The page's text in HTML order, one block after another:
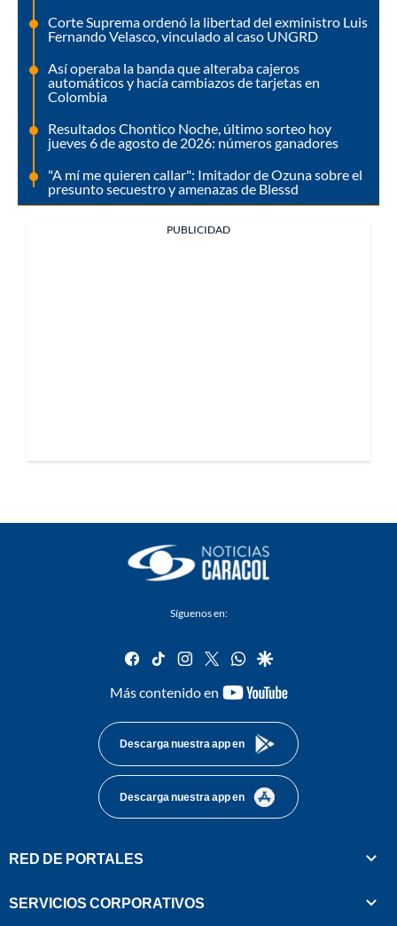
Corte Suprema ordenó la libertad del exministro Luis
Fernando Velasco, vinculado al caso UNGRD
Así operaba la banda que alteraba cajeros
automáticos y hacía cambiazos de tarjetas en
Colombia
Resultados Chontico Noche, último sorteo hoy
jueves 6 de agosto de 2026: números ganadores
"A mí me quieren callar": Imitador de Ozuna sobre el
presunto secuestro y amenazas de Blessd
PUBLICIDAD
Síguenos en:
facebook
tiktok instagram
twitterwhatsapp
google
Más contenido en
youtube-
Descarga nuestra app en
Descarga nuestra app en
RED DE PORTALES
SERVICIOS CORPORATIVOS